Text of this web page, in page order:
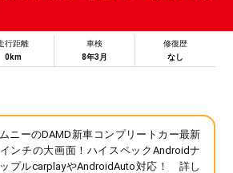
行距離
0km
車検
8年3月
修復歴
なし
ニーのDAMD新車コンプリートカー最新
ンチの大画面！ハイスペックAndroidナ
プルcarplayやAndroidAuto対応！ 詳し